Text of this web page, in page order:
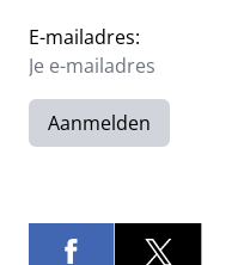
E-mailadres:
Aanmelden